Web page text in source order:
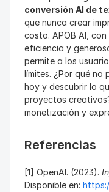
conversión AI de
que nunca crear
costo. APOB AI,
eficiencia y
permite a los
límites. ¿Por qué no
hoy y descubrir lo
proyectos
monetización y
Referencias
[1] OpenAI. (2023).
Disponible en: